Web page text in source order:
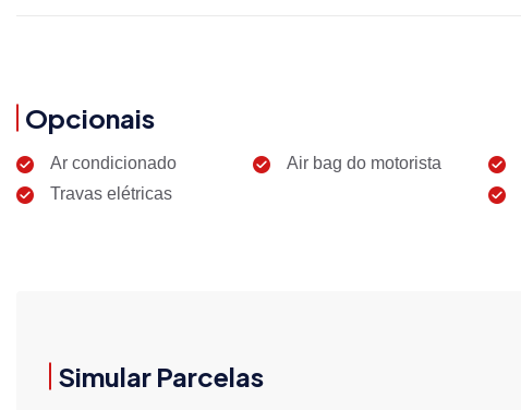
Opcionais
Ar condicionado Air bag do motorista
Travas elétricas
Simular Parcelas